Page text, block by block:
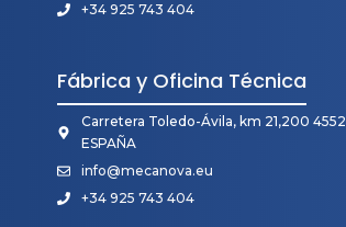
+34 925 743 404
Fábrica y Oficina Técnica
Carretera Toledo-Ávila, km 21,200
ESPAÑA
info@mecanova.eu
+34 925 743 404